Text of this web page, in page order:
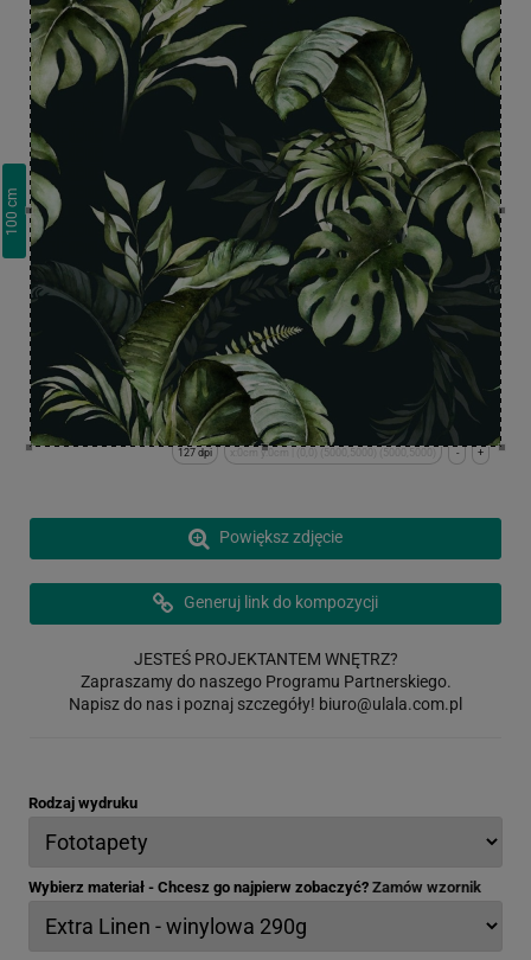
100
cm
+
-
x:0cm y:0cm | (0,0) (5000,5000) (5000,5000)
127 dpi
Powiększ zdjęcie
Generuj link do kompozycji
JESTEŚ PROJEKTANTEM WNĘTRZ?
Zapraszamy do naszego Programu Partnerskiego.
Napisz do nas i poznaj szczegóły! biuro@ulala.com.pl
Rodzaj wydruku
Wybierz materiał - Chcesz go najpierw zobaczyć? Zamów wzornik